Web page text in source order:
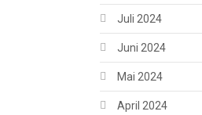
Juli 2024
Juni 2024
Mai 2024
April 2024